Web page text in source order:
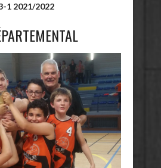
1 2021/2022